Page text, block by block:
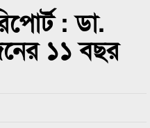
বাংলাদেশ গ্রুপ থিয়েটার ফেডারেশানের
: ডা.
১১ বছর